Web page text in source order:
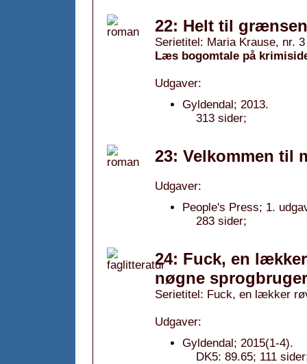
22: Helt til
Serietitel: Maria Krause, nr. 3
Læs bogomtale på
Udgaver:
Gyldendal; 2013.
313 sider;
23: Velkommen til
Udgaver:
People's Press; 1.
283 sider;
24: Fuck, en
nøgne
Serietitel: Fuck, en lækker
Udgaver:
Gyldendal; 2015(1-4).
DK5: 89.65; 111